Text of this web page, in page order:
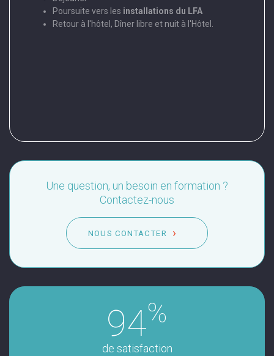
Poursuite vers les installations du LFA
Retour à l'hôtel, Dîner libre et nuit à l'Hôtel.
Une question, un besoin en formation ?
Contactez-nous
NOUS CONTACTER
94%
de satisfaction